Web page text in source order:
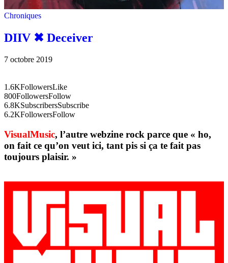
Chroniques
DIIV ✖︎ Deceiver
7 octobre 2019
1.6KFollowersLike
800FollowersFollow
6.8KSubscribersSubscribe
6.2KFollowersFollow
VisualMusic, l’autre webzine rock parce que « ho,
on fait ce qu’on veut ici, tant pis si ça te fait pas
toujours plaisir. »